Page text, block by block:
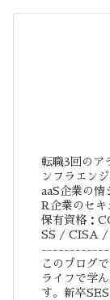
転職3回のア
ンフラエン
aaS企業の
R企業のセキ
保有資格：
SS / CISA /
このブログ
ライフで学
す。新卒